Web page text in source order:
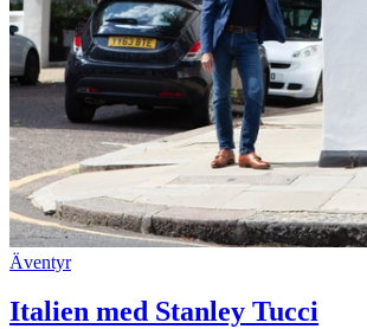
Äventyr
Italien med Stanley Tucci